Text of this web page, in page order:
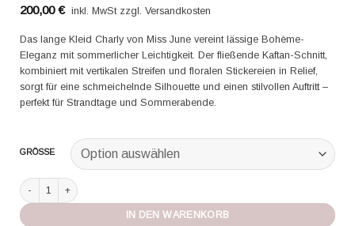
200,00€ inkl. MwSt zzgl. Versandkosten
Das lange Kleid Charly von Miss June vereint lässige Bohème-
Eleganz mit sommerlicher Leichtigkeit. Der fließende Kaftan-Schnitt,
kombiniert mit vertikalen Streifen und floralen Stickereien in Relief,
sorgt für eine schmeichelnde Silhouette und einen stilvollen Auftritt –
perfekt für Strandtage und Sommerabende.
GRÖSSE
Miss June Kleid Charly pink Menge
IN DEN WARENKORB